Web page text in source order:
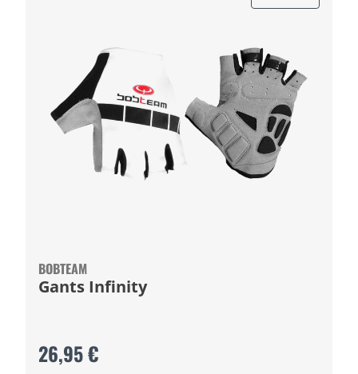
BOBTEAM
Gants Infinity
26,95 €